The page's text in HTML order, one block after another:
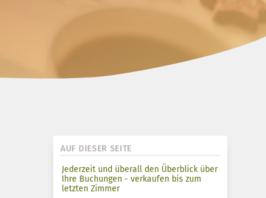
AUF DIESER SEITE
Jederzeit und überall den Überblick über
Ihre Buchungen - verkaufen bis zum
letzten Zimmer